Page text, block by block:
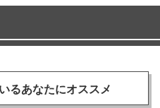
るあなたにオススメ